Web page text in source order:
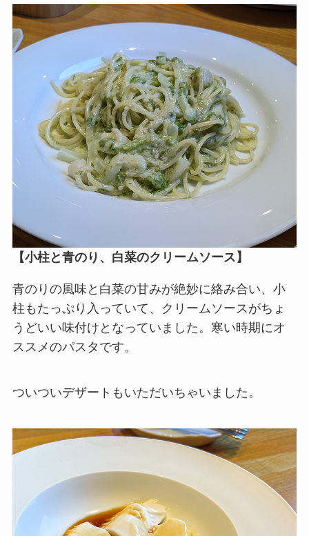
【小柱と青のり、白菜のクリームソース 】
青のりの風味と白菜の甘みが絶妙に絡み合い、小
柱もたっぷり入っていて、クリームソースがちょ
うどいい味付けとなっていました。寒い時期にオ
ススメのパスタです。
ついついデザートもいただいちゃいました。